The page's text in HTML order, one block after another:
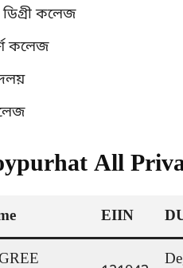
কলেজ
কলেজ
All
EIIN